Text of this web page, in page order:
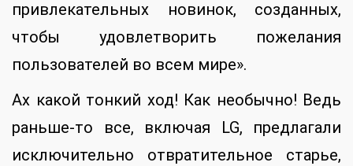
привлекательных новинок, созданных,
чтобы удовлетворить пожелания
пользователей во всем мире».
Ах какой тонкий ход! Как необычно! Ведь
раньше-то все, включая LG, предлагали
исключительно отвратительное старье,